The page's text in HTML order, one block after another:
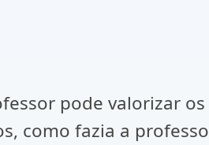
pode valorizar
como fazia a